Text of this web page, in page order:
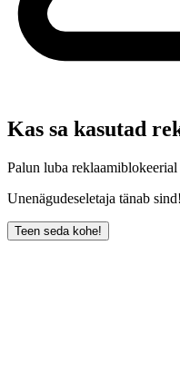
Kas sa kasutad
Palun luba
Unenägudeseletaja tänab sind!
Teen seda kohe!